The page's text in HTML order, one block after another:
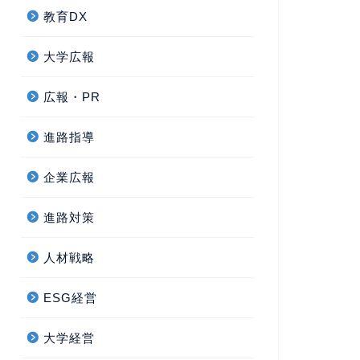
教育DX
大学広報
広報・PR
進路指導
企業広報
進路対策
人材戦略
ESG経営
大学経営